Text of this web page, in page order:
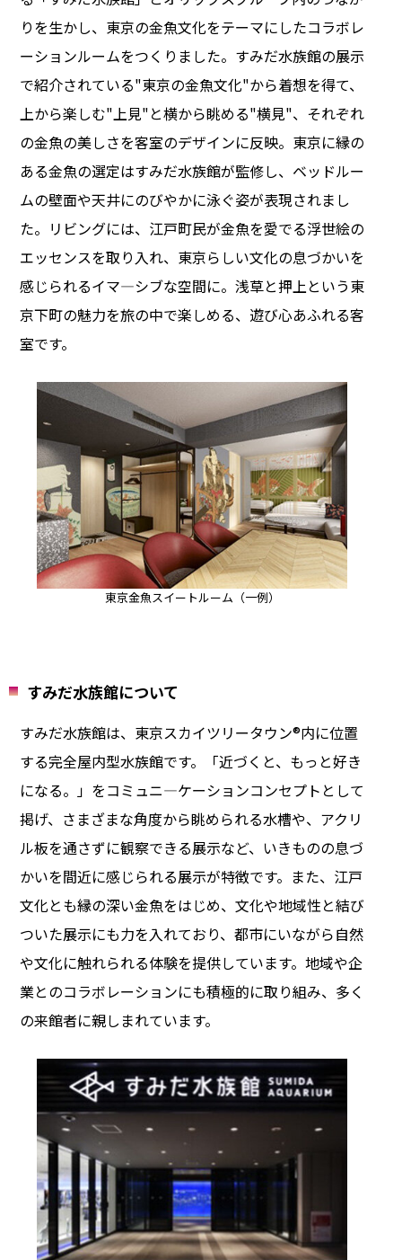
りを生かし、東京の金魚文化をテーマにしたコラボレ
ーションルームをつくりました。すみだ水族館の展示
で紹介されている"東京の金魚文化"から着想を得て、
上から楽しむ"上見"と横から眺める"横見"、それぞれ
の金魚の美しさを客室のデザインに反映。東京に縁の
ある金魚の選定はすみだ水族館が監修し、ベッドルー
ムの壁面や天井にのびやかに泳ぐ姿が表現されまし
た。リビングには、江戸町民が金魚を愛でる浮世絵の
エッセンスを取り入れ、東京らしい文化の息づかいを
感じられるイマ―シブな空間に。浅草と押上という東
京下町の魅力を旅の中で楽しめる、遊び心あふれる客
室です。
東京金魚スイートルーム（一例）
すみだ水族館について
すみだ水族館は、東京スカイツリータウン®内に位置
する完全屋内型水族館です。「近づくと、もっと好き
になる。」をコミュニ―ケーションコンセプトとして
掲げ、さまざまな角度から眺められる水槽や、アクリ
ル板を通さずに観察できる展示など、いきものの息づ
かいを間近に感じられる展示が特徴です。また、江戸
文化とも縁の深い金魚をはじめ、文化や地域性と結び
ついた展示にも力を入れており、都市にいながら自然
や文化に触れられる体験を提供しています。地域や企
業とのコラボレーションにも積極的に取り組み、多く
の来館者に親しまれています。